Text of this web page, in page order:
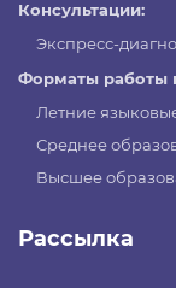
Консультации:
Экспресс-
Форматы работы
Летние
Среднее
Высшее
Рассылка